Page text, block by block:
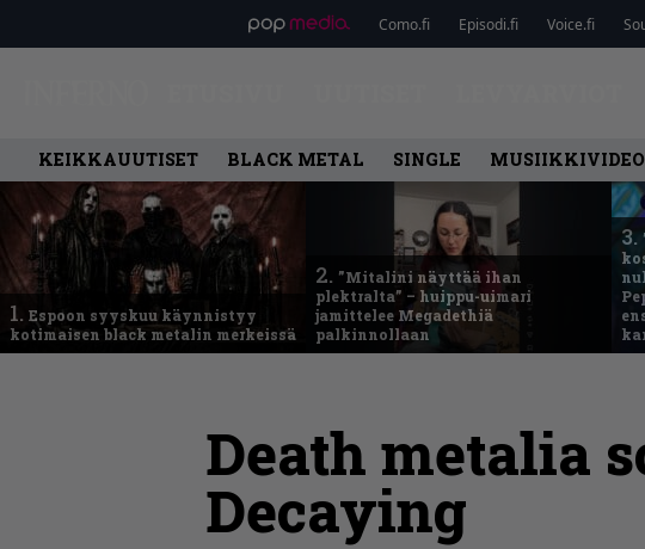
Como.fi Episodi.fi Voice.fi
KEIKKAUUTISET BLACK METAL SINGLE MUSIIKKIVIDEO
1. Espoon syyskuu käynnistyy
kotimaisen black metalin merkeissä
2. ”Mitalini näyttää ihan
plektralta” – huippu-uimari
jamittelee Megadethiä
palkinnollaan
3.
Death metalia
Decaying